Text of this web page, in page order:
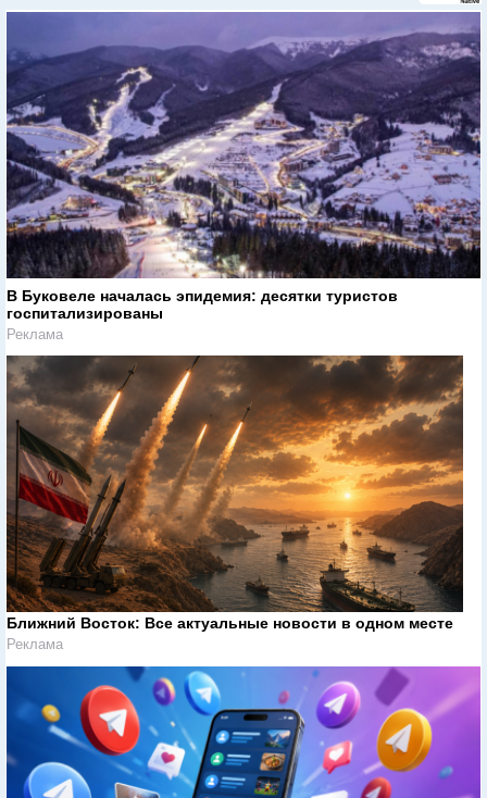
В Буковеле началась эпидемия: десятки туристов
госпитализированы
Реклама
Ближний Восток: Все актуальные новости в одном месте
Реклама